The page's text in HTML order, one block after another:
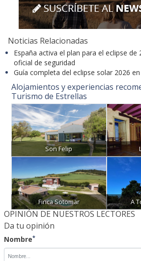
Noticias Relacionadas
España activa el plan para el eclipse de
oficial de seguridad
Guía completa del eclipse solar 2026 en
Alojamientos y experiencias
Turismo de Estrellas
Son Felip
Finca Sotomar A
OPINIÓN DE NUESTROS LECTORES
Da tu opinión
Nombre*